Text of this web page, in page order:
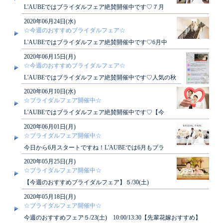
L'AUBEではブライダルフェア絶賛開催中です♡７月
中にご見学にお越し頂くと素敵な特典もございます！
ぜひ..
2020年06月24日(水)
☆今週のおすすめブライダルフェア☆
L'AUBEではブライダルフェア絶賛開催中です♡6月中
にご見学にお越し頂くと素敵な特典もございます！ぜ
ひ..
2020年06月15日(月)
☆今週のおすすめブライダルフェア☆
L'AUBEではブライダルフェア絶賛開催中です♡人気の秋
婚も若干ですが空きがございます！！ご希望のお客様..
2020年06月10日(水)
☆ブライダルフェア開催中☆
L'AUBEではブライダルフェア絶賛開催中です♡【今
週のおすすめフェアはこちら】6/13(土) 10:0..
2020年06月01日(月)
☆ブライダルフェア開催中☆
今日から6月スタートですね！L'AUBEでは6月もブラ
イダルフェア開催中です♡【今週のおすすめフェアは
こ..
2020年05月25日(月)
☆ブライダルフェア開催中☆
【今週のおすすめブライダルフェア】５/30(土)
10:00/13:30【先輩花嫁おすすめ】デザート試食..
2020年05月18日(月)
☆ブライダルフェア開催中☆
今週のおすすめフェア５/23(土) 10:00/13:30【先輩花嫁おすすめ】